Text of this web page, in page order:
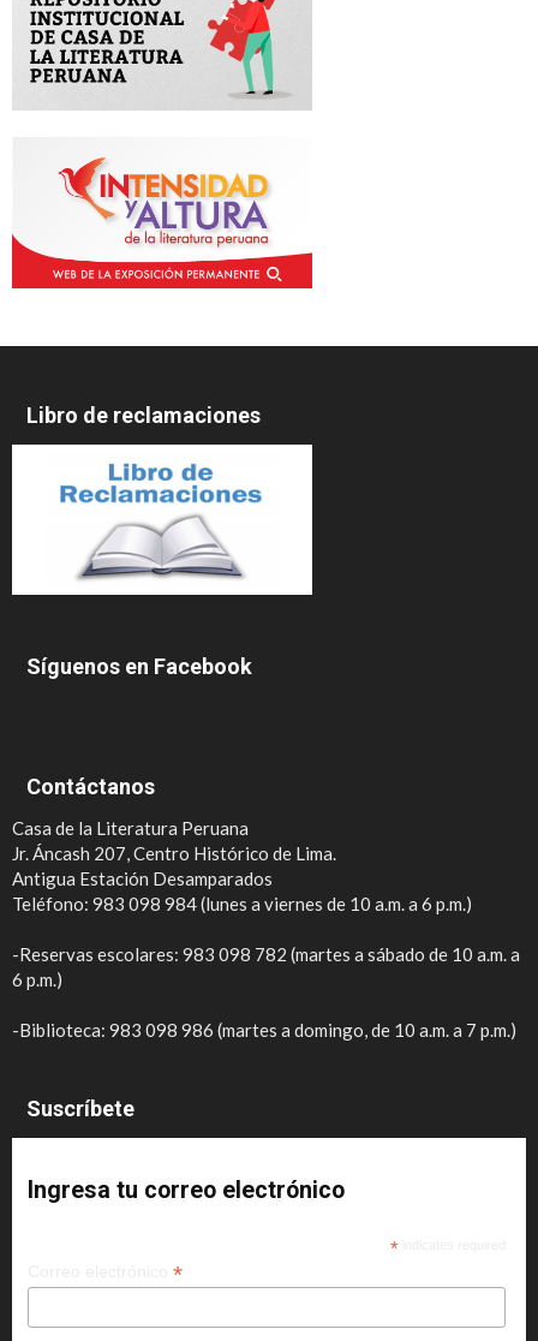
Libro de reclamaciones
Síguenos en Facebook
Contáctanos
Casa de la Literatura Peruana
Jr. Áncash 207, Centro Histórico de Lima.
Antigua Estación Desamparados
Teléfono: 983 098 984 (lunes a viernes de 10 a.m. a 6 p.m.)
-Reservas escolares: 983 098 782 (martes a sábado de 10 a.m. a
6 p.m.)
-Biblioteca: 983 098 986 (martes a domingo, de 10 a.m. a 7 p.m.)
Suscríbete
Ingresa tu correo electrónico
*
*